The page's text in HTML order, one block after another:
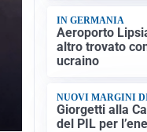
IN GERMANIA
Aeroporto
altro trovato
ucraino
NUOVI MARGINI
Giorgetti alla
del PIL per